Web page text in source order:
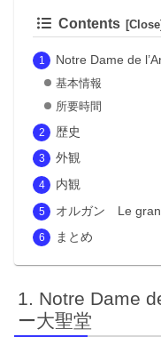
Contents
Notre Dame de
基本情報
所要時間
歴史
外観
内観
オルガン Le
まとめ
Notre Dame
ー大聖堂